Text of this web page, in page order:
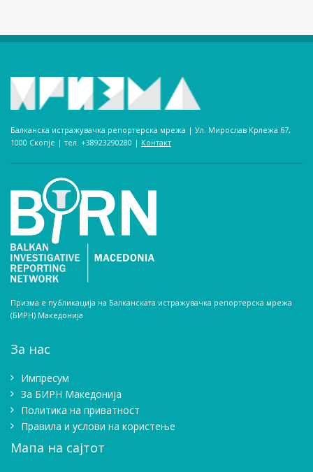
Балканска истражувачка репортерска мрежа | Ул. Мирослав Крлежа 67,
1000 Скопје | тел. +38923290280­ | Контакт
Призма е публикација на Балканската истражувачка репортерска мрежа
(БИРН) Македонија
За нас
Импресум
Зa БИРН Македонија
Политика на приватност
Правила и услови на користење
Мапа на сајтот